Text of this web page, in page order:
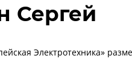
Сергей
Электротехника»